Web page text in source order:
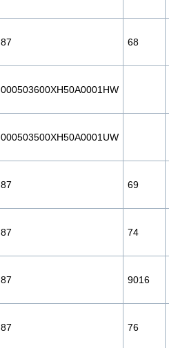
87 68
000503600XH50A0001HW
000503500XH50A0001UW
87 69
87 74
87 9016
87 76